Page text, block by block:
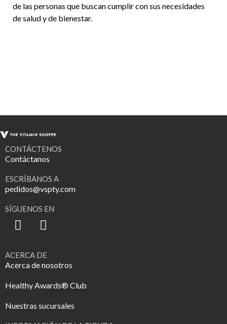
de las personas que buscan cumplir con sus necesidades
de salud y de bienestar.
CONTÁCTENOS
Contáctanos
ESCRÍBANOS A
pedidos@vspty.com
SÍGUENOS EN
ACERCA DE
Acerca de nosotros
Healthy Awards® Club
Nuestras sucursales